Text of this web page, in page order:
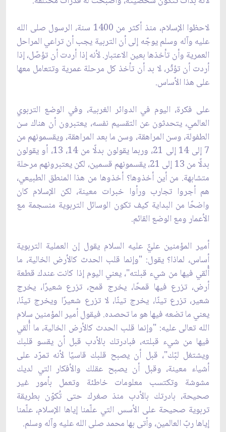
لاحظوا الإسلام، منذ أكثر من 1400 سنة، الرسول صلى الله
عليه وآله وسلم يوجّه إلى أن التربية يجب أن تراعي المراحل
العمرية وأن تأخذها بعين الاعتبار. لأنه إذا أردت أن تؤصّل، إذا
أردت أن تؤثّر، لا بد أن تأخذ كل مرحلة عمرية وتتعامل معها
على هذا الأساس.
على فكرة، اليوم في الدوائر الغربية، وفي الوضع التربوي
العالمي، يتحدثون عن التقسيم نفسه، يعتبرون أن هناك سن
الطفولة، وسن المراهقة، وسن ما بعد المراهقة، ويقسمونهم من
7 إلى 14 إلى 21، وربما يقولون بدلًا من 14، 13، أو يقولون
بدلًا من 13 إلى 21، يقسمونهم قسمين، لكن يعتبرونهم مرحلة
متشابهة. من أين أخذوها؟ أخذوها من هذا المنطق الطبيعي،
هم أجروا تجارب ورأوا خبرات معينة، لكن الإسلام كان
واضحًا من البداية كيف تكون الوسائل التربوية منسجمة مع
الأعمار ومع الوضع القائم.
أمير المؤمنين عليٌّ عليه السلام يقول إن العملية التربوية
أساس، لماذا؟ يقول: "وإنما قلب الحدث كالأرض الخالية، ما
أُلقي فيها من شيء قبلته"، يعني اليوم إذا كانت عندك قطعة
أرض، تزرع فيها قمحًا، يخرج قمح، تزرع شعيرًا، يخرج
شعير، تزرع تينًا، يخرج تينًا، لا تزرع شعيرًا ويخرج تينًا،
يعني ما تضعه فيها هو ما تحصده. فيقول أمير المؤمنين سلام
الله تعالى عليه: "وإنما قلب الحدث كالأرض الخالية، ما أُلقي
فيها من شيء قبلته، فبادرتك بالأدب قبل أن يقسو قلبك
ويشتغل لبّك"، قبل أن يصبح قلبك قاسيًا لأنه تمرّد على
أشياء معينة، وقبل أن يصبح عقلك والأفكار التي لديك
مشوشة وتكتسب معلومات خاطئة وتعمل بأمور غير
صحيحة، بادرتك بالأدب منذ صغرك حتى تُكوّن بطريقة
تربوية صحيحة على الأسس التي علّمنا إياها الإسلام، علّمنا
إياها ربّ العالمين، وأتى بها محمد صلى الله عليه وآله وسلم.